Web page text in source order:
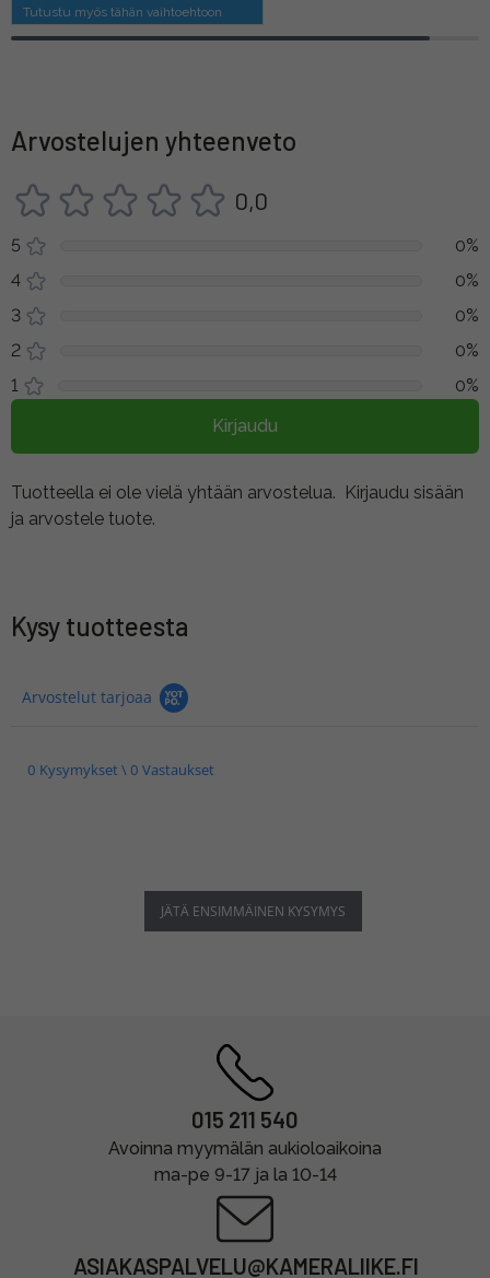
Tutustu myös tähän vaihtoehtoon
Arvostelujen yhteenveto
0,0
5
0%
4
0%
3
0%
2
0%
1
0%
Kirjaudu
Tuotteella ei ole vielä yhtään arvostelua. Kirjaudu sisään
ja arvostele tuote.
Kysy tuotteesta
Arvostelut tarjoaa
0 Kysymykset \ 0 Vastaukset
JÄTÄ ENSIMMÄINEN KYSYMYS
015 211 540
Avoinna myymälän aukioloaikoina
ma-pe 9-17 ja la 10-14
ASIAKASPALVELU@KAMERALIIKE.FI